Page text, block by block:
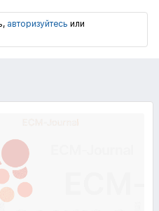
авторизуйтесь или